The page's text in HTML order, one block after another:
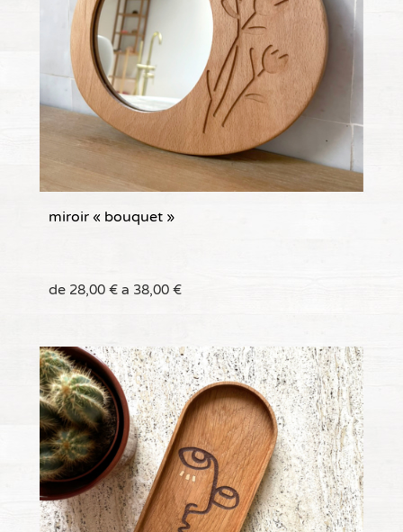
miroir « bouquet »
de 28,00 €a 38,00 €